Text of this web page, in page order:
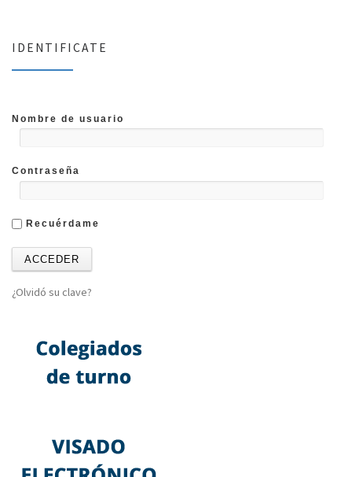
IDENTIFICATE
Nombre de usuario
Contraseña
Recuérdame
¿Olvidó su clave?